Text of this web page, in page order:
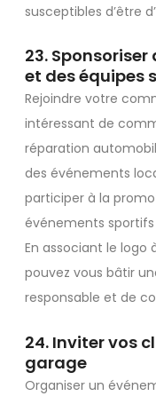
susceptibles d’être
23.
et des équipes
Rejoindre votre
intéressant de
réparation
des événements
participer à la
événements
En associant le logo
pouvez vous bâtir
responsable et de
24. Inviter vos
garage
Organiser un